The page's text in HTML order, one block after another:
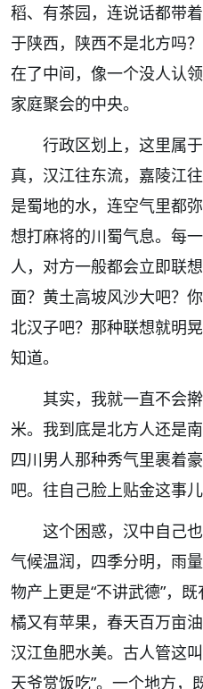
稻、有茶园，连说话都带
于陕西，陕西不是北方吗
在了中间，像一个没人认
家庭聚会的中央。
行政区划上，这里属
真，汉江往东流，嘉陵江
是蜀地的水，连空气里都
想打麻将的川蜀气息。每
人，对方一般都会立即联
面？黄土高坡风沙大吧？
北汉子吧？那种联想就明
知道。
其实，我就一直不会
米。我到底是北方人还是
四川男人那种秀气里裹着
吧。往自己脸上贴金这事
这个困惑，汉中自己
气候温润，四季分明，雨
物产上更是“不讲武德”，既
橘又有苹果，春天百万亩
汉江鱼肥水美。古人管这叫
天爷赏饭吃”。一个地方，